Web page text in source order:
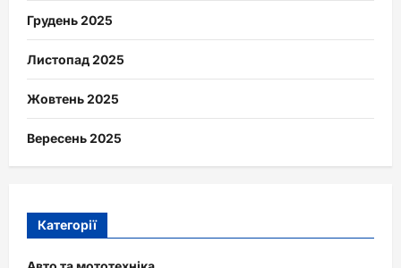
Грудень 2025
Листопад 2025
Жовтень 2025
Вересень 2025
Категорії